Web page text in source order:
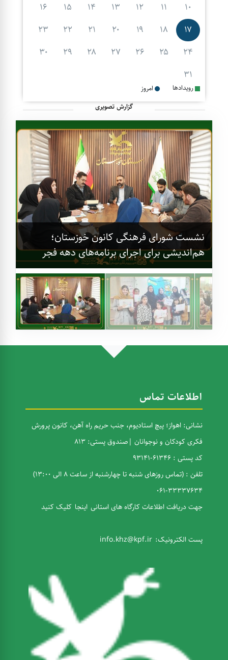
۱۰
۱۱ ۱۲ ۱۳ ۱۴ ۱۵
۱۶
۱۷
۱۸ ۱۹ ۲۰ ۲۱ ۲۲
۲۳
۲۴
۲۵ ۲۶ ۲۷ ۲۸ ۲۹
۳۰
۳۱
رویدادها
امروز
گزارش تصویری
نشست شورای فرهنگی کانون خوزستان؛
هم‌اندیشی برای اجرای برنامه‌های دهه فجر
اطلاعات تماس
نشانی: اهواز؛ پیچ استادیوم، جنب حریم راه آهن، کانون پرورش
فکری کودکان و نوجوانان |صندوق پستی: ۸۱۳
کد پستی : 61346-93141
تلفن : (تماس روزهای شنبه تا چهار‌شنبه از ساعت 8 الی 13:00)
33337634-061
جهت دریافت اطلاعات کارگاه های استانی اینجا کلیک کنید
پست الکترونیک: info.khz@kpf.ir